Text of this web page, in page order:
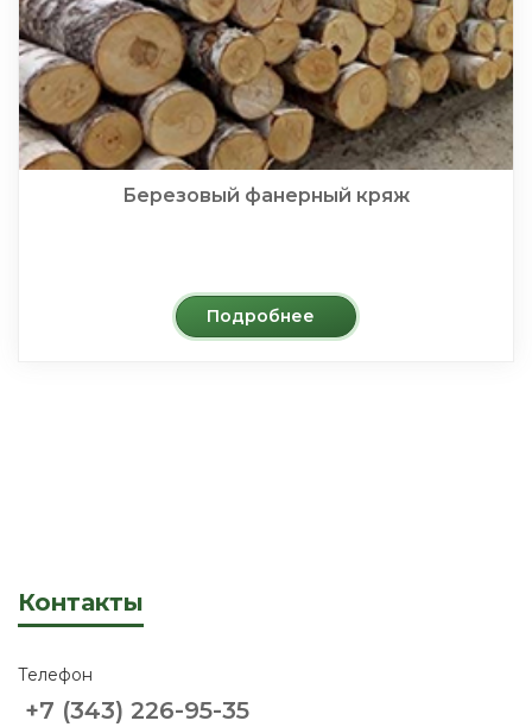
Березовый фанерный кряж
Подробнее
Контакты
Телефон
+7 (343) 226-95-35